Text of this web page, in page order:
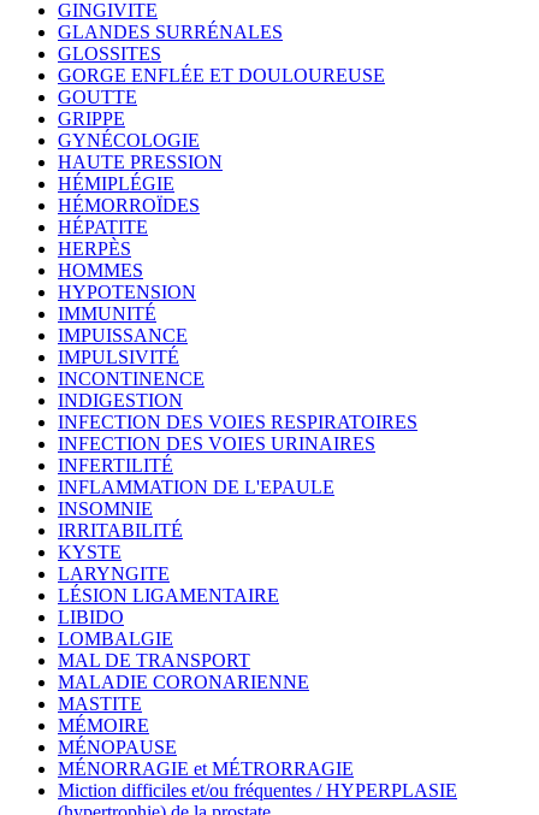
GINGIVITE
GLANDES SURRÉNALES
GLOSSITES
GORGE ENFLÉE ET DOULOUREUSE
GOUTTE
GRIPPE
GYNÉCOLOGIE
HAUTE PRESSION
HÉMIPLÉGIE
HÉMORROÏDES
HÉPATITE
HERPÈS
HOMMES
HYPOTENSION
IMMUNITÉ
IMPUISSANCE
IMPULSIVITÉ
INCONTINENCE
INDIGESTION
INFECTION DES VOIES RESPIRATOIRES
INFECTION DES VOIES URINAIRES
INFERTILITÉ
INFLAMMATION DE L'EPAULE
INSOMNIE
IRRITABILITÉ
KYSTE
LARYNGITE
LÉSION LIGAMENTAIRE
LIBIDO
LOMBALGIE
MAL DE TRANSPORT
MALADIE CORONARIENNE
MASTITE
MÉMOIRE
MÉNOPAUSE
MÉNORRAGIE et MÉTRORRAGIE
Miction difficiles et/ou fréquentes / HYPERPLASIE